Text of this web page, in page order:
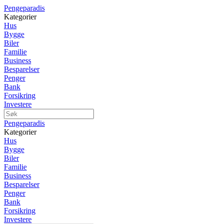
Pengeparadis
Kategorier
Hus
Bygge
Biler
Familie
Business
Besparelser
Penger
Bank
Forsikring
Investere
Pengeparadis
Kategorier
Hus
Bygge
Biler
Familie
Business
Besparelser
Penger
Bank
Forsikring
Investere